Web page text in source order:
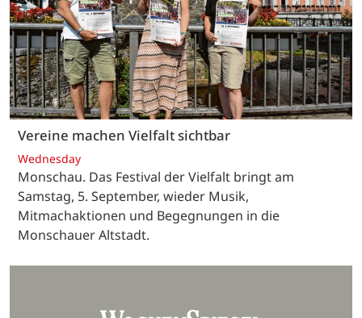
Vereine machen Vielfalt sichtbar
Wednesday
Monschau. Das Festival der Vielfalt bringt am
Samstag, 5. September, wieder Musik,
Mitmachaktionen und Begegnungen in die
Monschauer Altstadt.